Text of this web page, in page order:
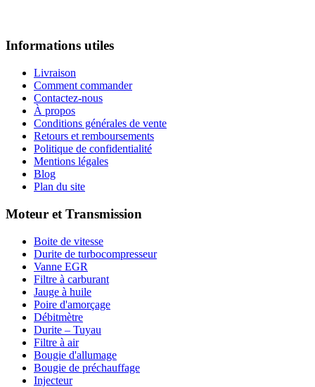
Informations utiles
Livraison
Comment commander
Contactez-nous
À propos
Conditions générales de vente
Retours et remboursements
Politique de confidentialité
Mentions légales
Blog
Plan du site
Moteur et Transmission
Boite de vitesse
Durite de turbocompresseur
Vanne EGR
Filtre à carburant
Jauge à huile
Poire d'amorçage
Débitmètre
Durite – Tuyau
Filtre à air
Bougie d'allumage
Bougie de préchauffage
Injecteur